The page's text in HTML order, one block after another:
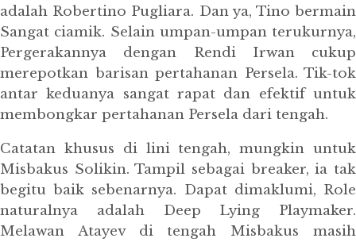
adalah Robertino Pugliara. Dan ya, Tino bermain
Sangat ciamik. Selain umpan-umpan terukurnya,
Pergerakannya dengan Rendi Irwan cukup
merepotkan barisan pertahanan Persela. Tik-tok
antar keduanya sangat rapat dan efektif untuk
membongkar pertahanan Persela dari tengah.
Catatan khusus di lini tengah, mungkin untuk
Misbakus Solikin. Tampil sebagai breaker, ia tak
begitu baik sebenarnya. Dapat dimaklumi, Role
naturalnya adalah Deep Lying Playmaker.
Melawan Atayev di tengah Misbakus masih